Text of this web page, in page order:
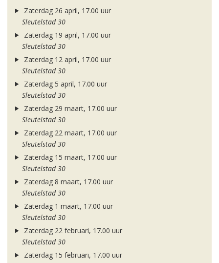
Zaterdag 26 april, 17.00 uur
Sleutelstad 30
Zaterdag 19 april, 17.00 uur
Sleutelstad 30
Zaterdag 12 april, 17.00 uur
Sleutelstad 30
Zaterdag 5 april, 17.00 uur
Sleutelstad 30
Zaterdag 29 maart, 17.00 uur
Sleutelstad 30
Zaterdag 22 maart, 17.00 uur
Sleutelstad 30
Zaterdag 15 maart, 17.00 uur
Sleutelstad 30
Zaterdag 8 maart, 17.00 uur
Sleutelstad 30
Zaterdag 1 maart, 17.00 uur
Sleutelstad 30
Zaterdag 22 februari, 17.00 uur
Sleutelstad 30
Zaterdag 15 februari, 17.00 uur